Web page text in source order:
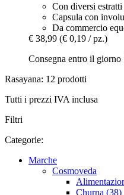
Con diversi estratti
Capsula con
Da commercio
€ 38,99 (€ 0,19 / pz.)
Consegna entro il giorno
Rasayana: 12 prodotti
Tutti i prezzi IVA inclusa
Filtri
Categorie:
Marche
Cosmoveda
Churna (38)